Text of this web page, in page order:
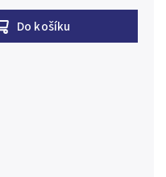
Do košíku